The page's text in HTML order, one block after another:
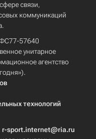
связи,
коммуникаций
57640
унитарное
агентство
технологий
r-sport.internet@ria.ru